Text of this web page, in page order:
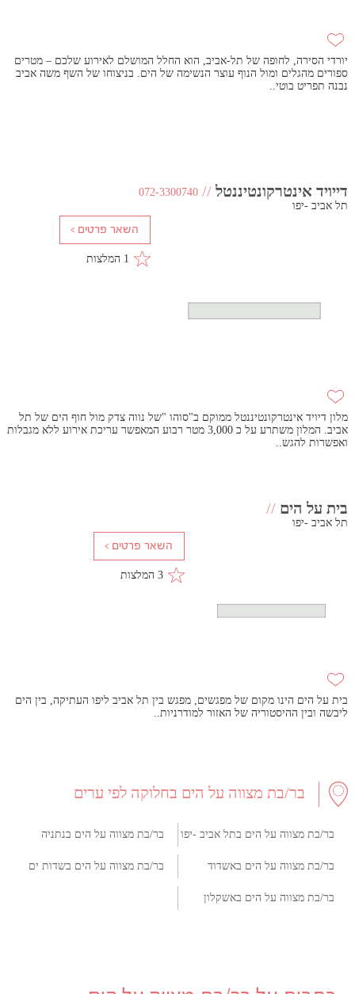
יורדי הסירה, לחופה של תל-אביב, הוא החלל המושלם לאירוע שלכם – מטרים
ספורים מהגלים ומול הנוף עוצר הנשימה של הים. בניצוחו של השף משה אביב
נבנה תפריט בוטי..
דייויד אינטרקונטיננטל //
072-3300740
תל אביב -יפו
1 המלצות
מלון דיויד אינטרקונטיננטל ממוקם ב"סוהו "של נווה צדק מול חוף הים של תל
אביב. המלון משתרע על כ 3,000 מטר רבוע המאפשר עריכת אירוע ללא מגבלות
ואפשרות להגש..
בית על הים //
תל אביב -יפו
3 המלצות
בית על הים הינו מקום של מפגשים, מפגש בין תל אביב ליפו העתיקה, בין הים
ליבשה ובין ההיסטוריה של האזור למודרניות..
בר/בת מצווה על הים בחלוקה לפי ערים
בר/בת מצווה על הים בתל אביב -יפו בר/בת מצווה על הים בנתניה
בר/בת מצווה על הים באשדוד בר/בת מצווה על הים בשדות ים
בר/בת מצווה על הים באשקלון